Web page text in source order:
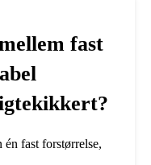
fast
fast forstørrelse,